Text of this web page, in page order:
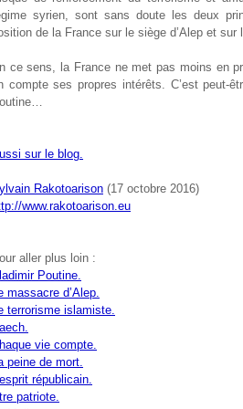
syrien, sont sans doute les deux
de la France sur le siège d’Alep et sur
ce sens, la France ne met pas moins en
compte ses propres intérêts. C’est peut-
sur le blog.
Rakotoarison (17 octobre 2016)
www.rakotoarison.eu
aller plus loin :
Poutine.
massacre d’Alep.
terrorisme islamiste.
vie compte.
peine de mort.
républicain.
patriote.